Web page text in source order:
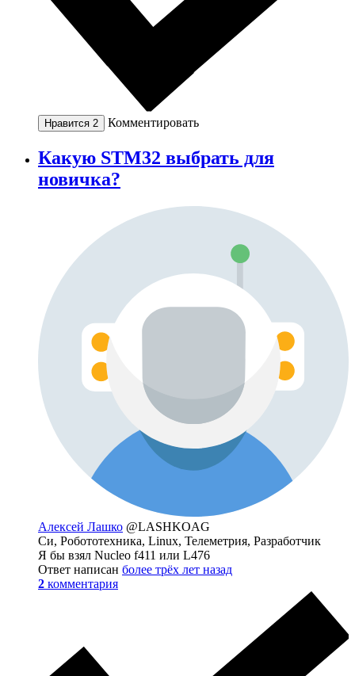
Нравится 2 Комментировать
Какую STM32 выбрать для
новичка?
Алексей Лашко @LASHKOAG
Си, Робототехника, Linux, Телеметрия, Разработчик
Я бы взял Nucleo f411 или L476
Ответ написан более трёх лет назад
2 комментария